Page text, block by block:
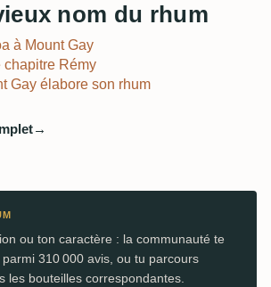
nom du rhum
à Mount Gay
chapitre Rémy
Gay élabore son rhum
→
ou ton caractère : la communauté te
310 000 avis, ou tu parcours
les bouteilles correspondantes.